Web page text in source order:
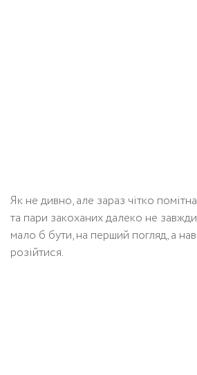
Як не дивно, але зараз чітко
та пари закоханих далеко не
мало б бути, на перший погляд, а
розійтися.